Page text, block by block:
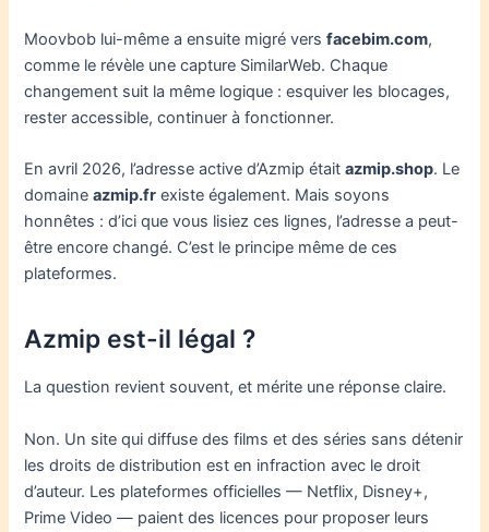
Moovbob lui-même a ensuite migré versfacebim.com,
comme le révèle une capture SimilarWeb. Chaque
changement suit la même logique : esquiver les blocages,
rester accessible, continuer à fonctionner.
En avril 2026, l’adresse active d’Azmip étaitazmip.shop. Le
domaineazmip.fr existe également. Mais soyons
honnêtes : d’ici que vous lisiez ces lignes, l’adresse a peut-
être encore changé. C’est le principe même de ces
plateformes.
Azmip est-il légal ?
La question revient souvent, et mérite une réponse claire.
Non. Un site qui diffuse des films et des séries sans détenir
les droits de distribution est en infraction avec le droit
d’auteur. Les plateformes officielles — Netflix, Disney+,
Prime Video — paient des licences pour proposer leurs